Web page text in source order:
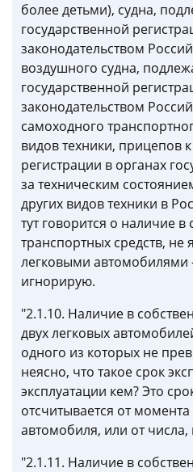
более детьми), судна,
государственной
законодательством
воздушного судна,
государственной
законодательством
самоходного
видов техники, прицепов
регистрации в органах
за техническим
других видов техники в
тут говорится о наличие в
транспортных средств,
легковыми автомобилями -
игнорирую.
"2.1.10. Наличие в
двух легковых
одного из которых не
неясно, что такое срок
эксплуатации кем? Это
отсчитывается от
автомобиля, или от числа,
"2.1.11. Наличие в